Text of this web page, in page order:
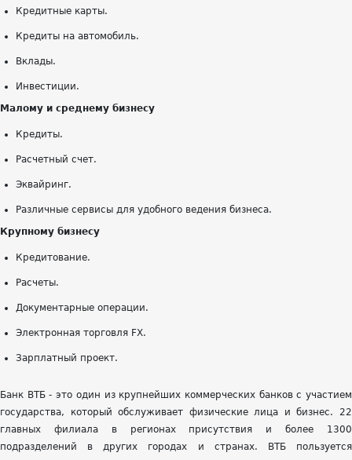
Кредитные карты.
Кредиты на автомобиль.
Вклады.
Инвестиции.
Малому и среднему бизнесу
Кредиты.
Расчетный счет.
Эквайринг.
Различные сервисы для удобного ведения бизнеса.
Крупному бизнесу
Кредитование.
Расчеты.
Документарные операции.
Электронная торговля FX.
Зарплатный проект.
Банк ВТБ - это один из крупнейших коммерческих банков с участием
государства, который обслуживает физические лица и бизнес. 22
главных филиала в регионах присутствия и более 1300
подразделений в других городах и странах. ВТБ пользуется